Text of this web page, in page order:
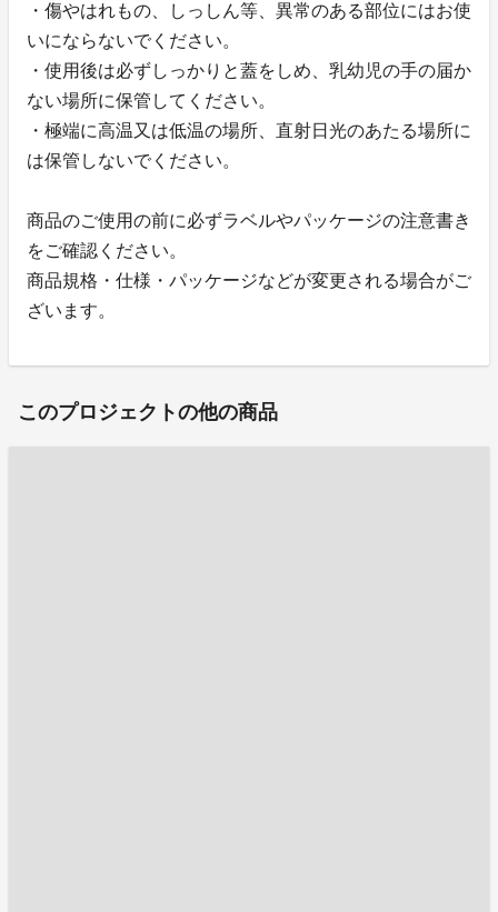
・傷やはれもの、しっしん等、異常のある部位にはお使
いにならないでください。
・使用後は必ずしっかりと蓋をしめ、乳幼児の手の届か
ない場所に保管してください。
・極端に高温又は低温の場所、直射日光のあたる場所に
は保管しないでください。
商品のご使用の前に必ずラベルやパッケージの注意書き
をご確認ください。
商品規格・仕様・パッケージなどが変更される場合がご
ざいます。
このプロジェクトの他の商品